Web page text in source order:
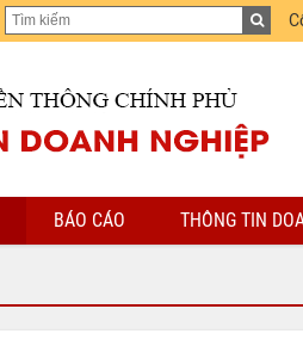
BÁO CÁO THÔNG TIN